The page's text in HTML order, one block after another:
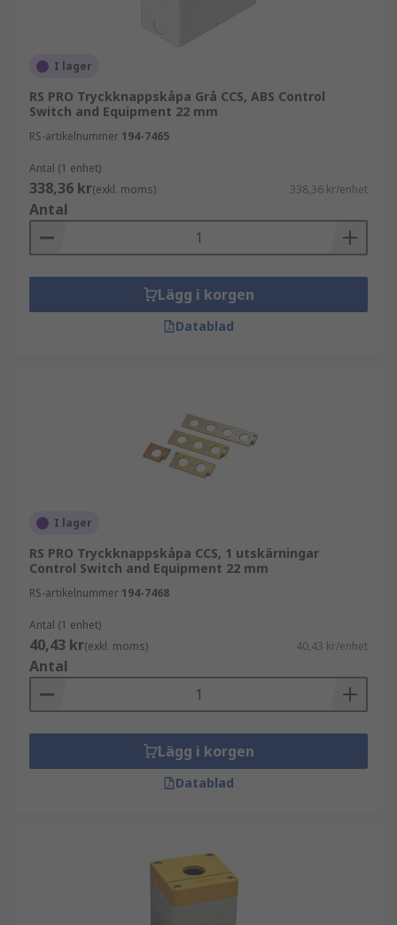
I lager
RS PRO Tryckknappskåpa Grå CCS, ABS Control
Switch and Equipment 22 mm
RS-artikelnummer 194-7465
Antal (1 enhet)
338,36 kr(exkl. moms) 338,36 kr/enhet
Antal
Lägg i korgen
Datablad
I lager
RS PRO Tryckknappskåpa CCS, 1 utskärningar
Control Switch and Equipment 22 mm
RS-artikelnummer 194-7468
Antal (1 enhet)
40,43 kr(exkl. moms) 40,43 kr/enhet
Antal
Lägg i korgen
Datablad